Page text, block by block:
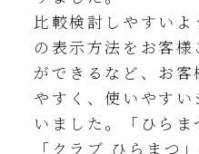
比較検討しやすい
の表示方法をお客
ができるなど、お客
やすく、使いやす
いました。「ひら
「クラブ ひらまつ